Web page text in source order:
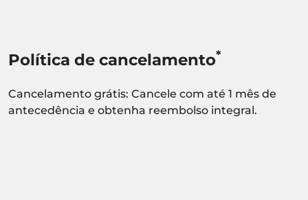
Política de cancelamento*
Cancelamento grátis: Cancele com até 1 mês de
antecedência e obtenha reembolso integral.